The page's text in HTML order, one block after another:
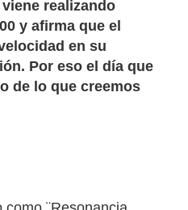
realizando
y afirma que el
en su
Por eso el día que
de lo que creemos